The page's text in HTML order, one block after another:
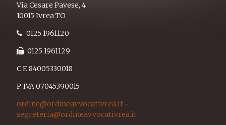
Via Cesare Pavese, 4
10015 Ivrea TO
0125 1961120
0125 1961129
C.F. 84005330018
P. IVA 07045390015
ordine@ordineavvocativrea.it -
segreteria@ordineavvocativrea.it